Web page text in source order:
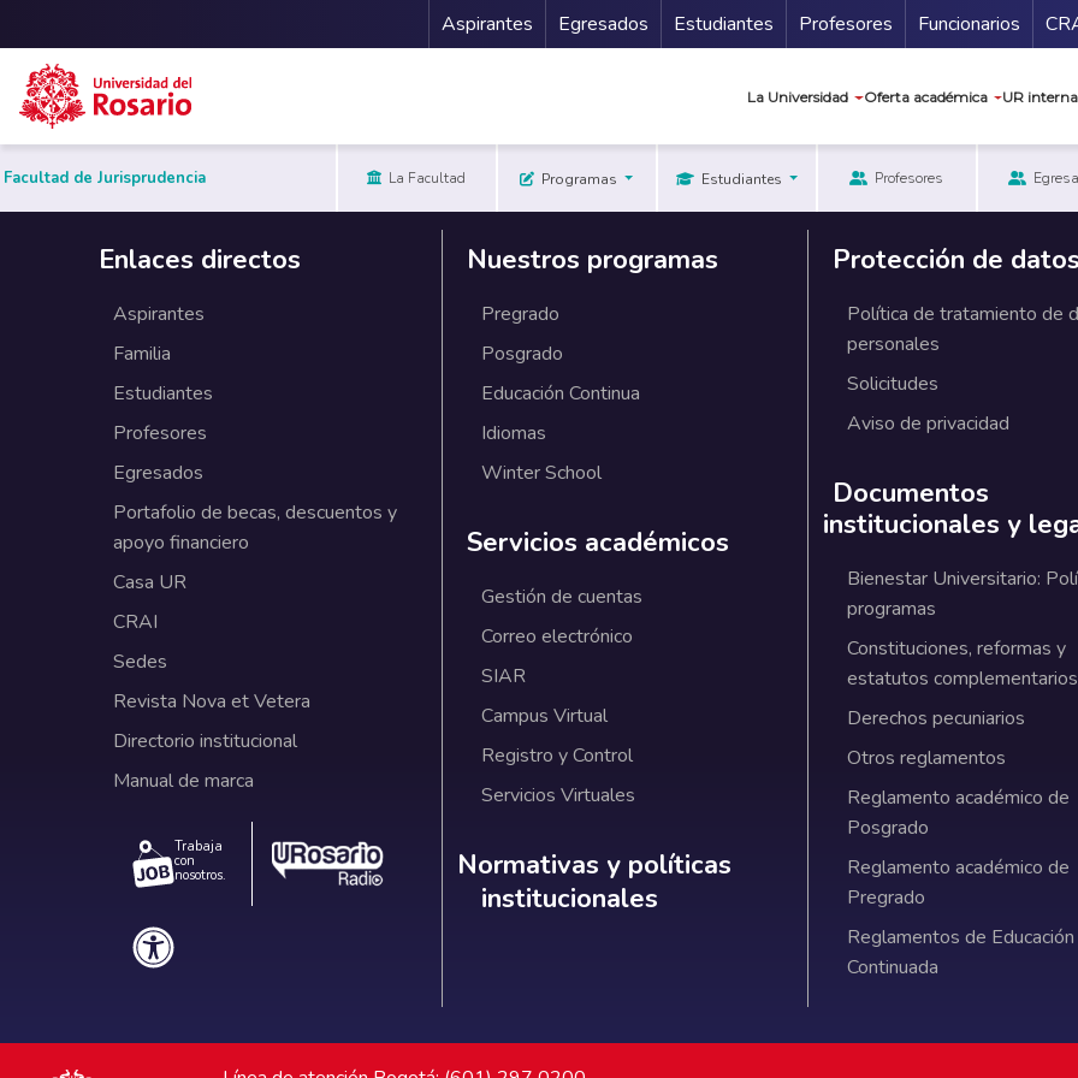
Menu Secundario
Aspirantes Egresados Estudiantes Profesores Funcionarios
La Universidad Oferta académica UR
Facultad de Jurisprudencia La Facultad Programas Estudiantes Profesores
Enlaces directos
Aspirantes
Familia
Estudiantes
Profesores
Egresados
Portafolio de becas, descuentos y
apoyo financiero
Casa UR
CRAI
Sedes
Revista Nova et Vetera
Directorio institucional
Manual de marca
Trabaja
con
nosotros.
Nuestros programas
Pregrado
Posgrado
Educación Continua
Idiomas
Winter School
Servicios académicos
Gestión de cuentas
Correo electrónico
SIAR
Campus Virtual
Registro y Control
Servicios Virtuales
Normativas y políticas institucionales
Normativas y políticas
institucionales
Protección de datos
Política de tratamiento de
personales
Solicitudes
Aviso de privacidad
Documentos
institucionales y
Bienestar Universitario:
programas
Constituciones, reformas y
estatutos complementarios
Derechos pecuniarios
Otros reglamentos
Reglamento académico de
Posgrado
Reglamento académico de
Pregrado
Reglamentos de Educación
Continuada